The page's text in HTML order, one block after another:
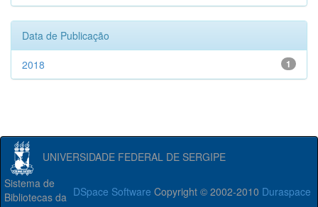
Data de Publicação
1
2018
UNIVERSIDADE FEDERAL DE SERGIPE
DSpace Software Copyright © 2002-2010 Duraspace
Sistema de
Bibliotecas da